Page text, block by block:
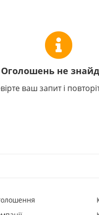
Оголошень не
ваш запит і